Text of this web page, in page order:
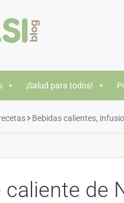
¡Salud para todos!
Bebidas calientes,
de